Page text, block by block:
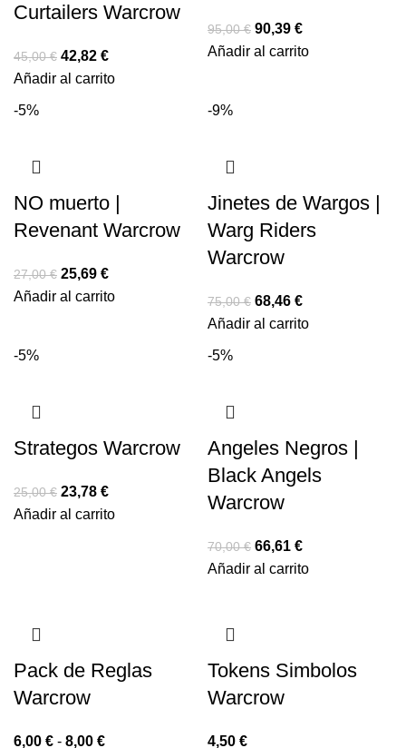
Curtailers Warcrow
45,00€ 42,82 €
Añadir al carrito
95,00€ 90,39 €
Añadir al carrito
-5%
NO muerto |
Revenant Warcrow
27,00€ 25,69 €
Añadir al carrito
-9%
Jinetes de Wargos |
Warg Riders
Warcrow
75,00€ 68,46 €
Añadir al carrito
-5%
Strategos Warcrow
25,00€ 23,78 €
Añadir al carrito
-5%
Angeles Negros |
Black Angels
Warcrow
70,00€ 66,61 €
Añadir al carrito
Pack de Reglas
Warcrow
6,00 € - 8,00 €
Tokens Simbolos
Warcrow
4,50 €